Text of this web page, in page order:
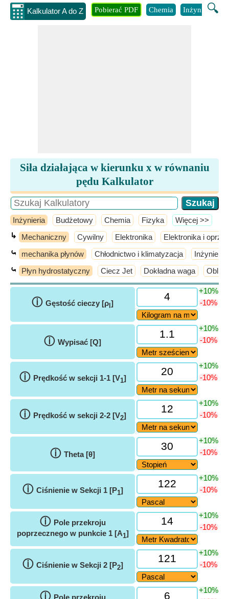
Kalkulator A do Z 🔍
Pobierać PDF Chemia Inżynieria
Siła działająca w kierunku x w równaniu
pędu Kalkulator
Inżynieria Budżetowy Chemia Fizyka ​Więcej >>
↳ Mechaniczny Cywilny Elektronika Elektronika i
⤿ mechanika płynów Chłodnictwo i klimatyzacja
⤿ Płyn hydrostatyczny Ciecz Jet Dokładna waga
ⓘ Gęstość cieczy [ρ ]
+10%
-10%
ⓘ Wypisać [Q]
+10%
-10%
ⓘ Prędkość w sekcji 1-1 [V1]
+10%
-10%
ⓘ Prędkość w sekcji 2-2 [V2]
+10%
-10%
ⓘ Theta [θ]
+10%
-10%
ⓘ Ciśnienie w Sekcji 1 [P1]
+10%
-10%
ⓘ Pole przekroju
poprzecznego w punkcie 1 [A1]
+10%
-10%
ⓘ Ciśnienie w Sekcji 2 [P2]
+10%
-10%
ⓘ Pole przekroju
+10%